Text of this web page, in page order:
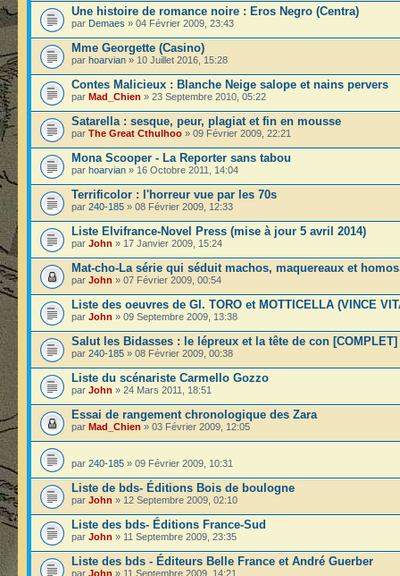
Une histoire de romance noire : Eros Negro (Centra)
par Demaes » 04 Février 2009, 23:43
Mme Georgette (Casino)
par hoarvian » 10 Juillet 2016, 15:28
Contes Malicieux : Blanche Neige salope et nains pervers
par Mad_Chien » 23 Septembre 2010, 05:22
Satarella : sesque, peur, plagiat et fin en mousse
par The Great Cthulhoo » 09 Février 2009, 22:21
Mona Scooper - La Reporter sans tabou
par hoarvian » 16 Octobre 2011, 14:04
Terrificolor : l'horreur vue par les 70s
par 240-185 » 08 Février 2009, 12:33
Liste Elvifrance-Novel Press (mise à jour 5 avril 2014)
par John » 17 Janvier 2009, 15:24
Mat-cho-La série qui séduit machos, maquereaux et
par John » 07 Février 2009, 00:54
Liste des oeuvres de GI. TORO et MOTTICELLA (VINCE
par John » 09 Septembre 2009, 13:38
Salut les Bidasses : le lépreux et la tête de con [COMPLET]
par 240-185 » 08 Février 2009, 00:38
Liste du scénariste Carmello Gozzo
par John » 24 Mars 2011, 18:51
Essai de rangement chronologique des Zara
par Mad_Chien » 03 Février 2009, 12:05
par 240-185 » 09 Février 2009, 10:31
Liste de bds- Éditions Bois de boulogne
par John » 12 Septembre 2009, 02:10
Liste des bds- Éditions France-Sud
par John » 11 Septembre 2009, 23:35
Liste des bds - Éditeurs Belle France et André Guerber
par John » 11 Septembre 2009, 14:21